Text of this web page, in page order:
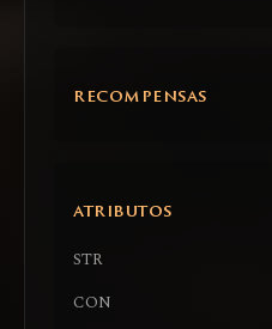
RECOMPENSAS
ATRIBUTOS
STR
CON